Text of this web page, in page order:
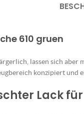
610 gruen
lassen sich aber
konzipiert und
Lack